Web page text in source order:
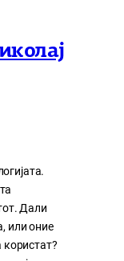
Дали
или оние
користат?